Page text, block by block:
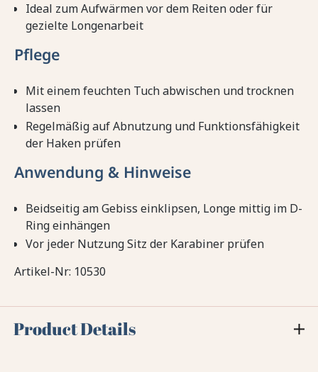
Ideal zum Aufwärmen vor dem Reiten oder für
gezielte Longenarbeit
Pflege
Mit einem feuchten Tuch abwischen und trocknen
lassen
Regelmäßig auf Abnutzung und Funktionsfähigkeit
der Haken prüfen
Anwendung & Hinweise
Beidseitig am Gebiss einklipsen, Longe mittig im D-
Ring einhängen
Vor jeder Nutzung Sitz der Karabiner prüfen
Artikel-Nr: 10530
Product Details